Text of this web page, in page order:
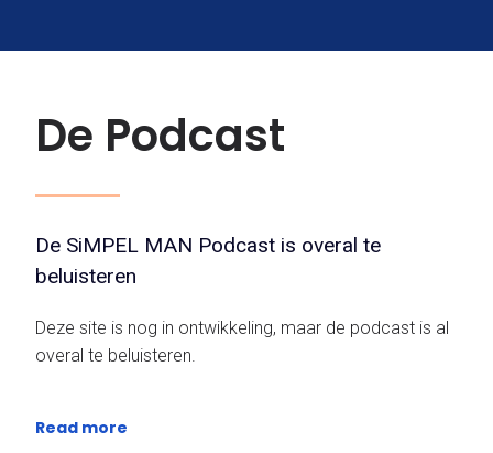
De Podcast
De SiMPEL MAN Podcast is overal te
beluisteren
Deze site is nog in ontwikkeling, maar de podcast is al
overal te beluisteren.
Read more